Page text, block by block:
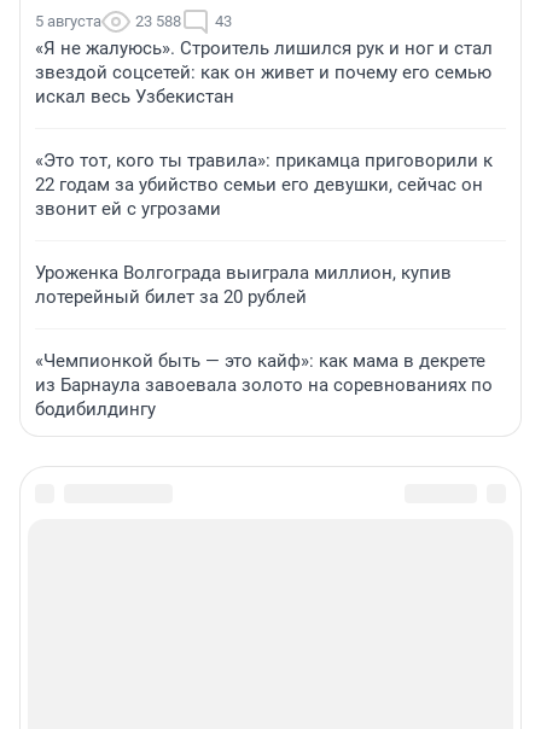
5 августа 23 588 43
«Я не жалуюсь». Строитель лишился рук и ног и стал
звездой соцсетей: как он живет и почему его семью
искал весь Узбекистан
«Это тот, кого ты травила»: прикамца приговорили к
22 годам за убийство семьи его девушки, сейчас он
звонит ей с угрозами
Уроженка Волгограда выиграла миллион, купив
лотерейный билет за 20 рублей
«Чемпионкой быть — это кайф»: как мама в декрете
из Барнаула завоевала золото на соревнованиях по
бодибилдингу